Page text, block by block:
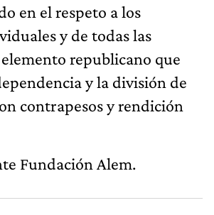
en el respeto a los
y de todas las
republicano que
y la división de
contrapesos y rendición
Fundación Alem.